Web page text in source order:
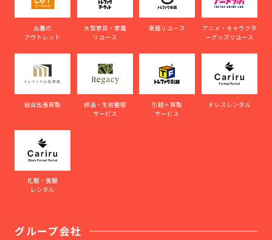
古着の
アウトレット
大型家具・家電
リユース
楽器リユース
アニメ・キャラクタ
ーグッズリユース
総合出張買取
終活・生前整理
サービス
引越＋買取
サービス
ドレスレンタル
礼服・喪服
レンタル
グループ会社